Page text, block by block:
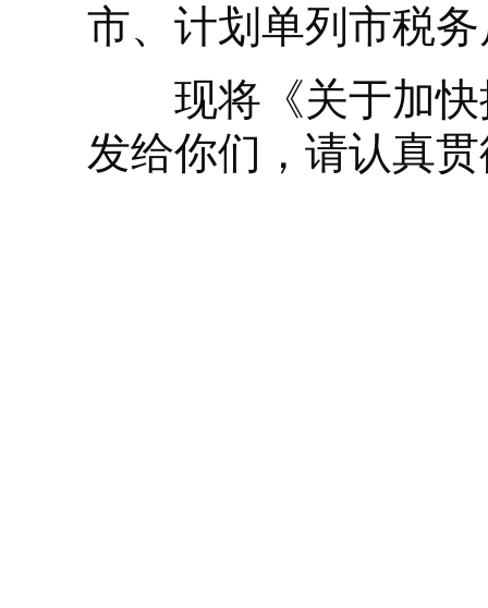
市、计划单列市税
现将《关于加快
发给你们，请认真